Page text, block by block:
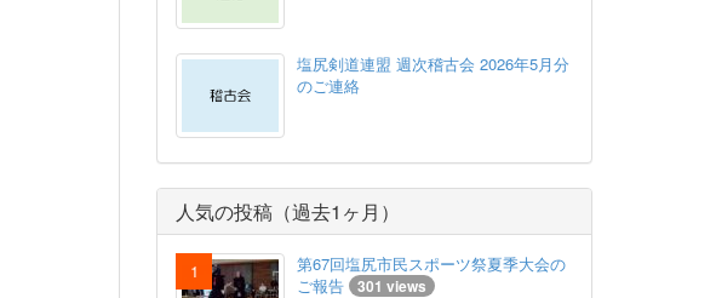
塩尻剣道連盟 週次稽古会 2026年5月分
のご連絡
人気の投稿（過去1ヶ月）
第67回塩尻市民スポーツ祭夏季大会の
ご報告
301 views